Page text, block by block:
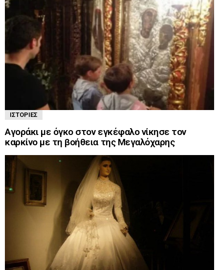
ΙΣΤΟΡΊΕΣ
Αγοράκι με όγκο στον εγκέφαλο νίκησε τον
καρκίνο με τη βοήθεια της Μεγαλόχαρης